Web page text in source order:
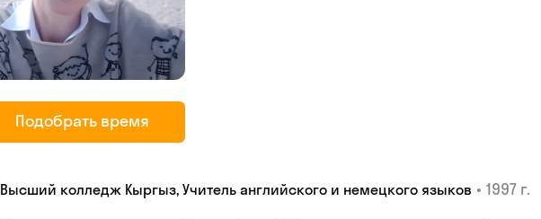
Подобрать время
Высший колледж Кыргыз, Учитель английского и немецкого языков • 1997 г.